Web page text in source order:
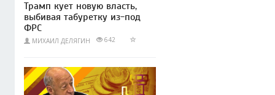
Трамп кует новую власть,
выбивая табуретку из-под
ФРС
МИХАИЛ ДЕЛЯГИН 642